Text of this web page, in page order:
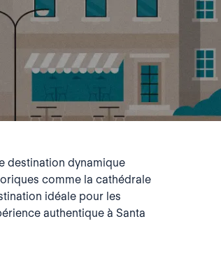
destination dynamique
comme la cathédrale
idéale pour les
authentique à Santa